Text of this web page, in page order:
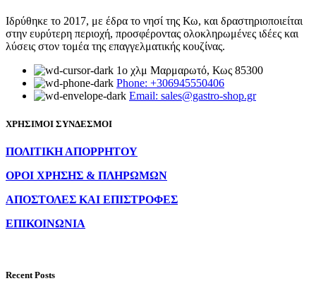
Ιδρύθηκε το 2017, με έδρα το νησί της Κω, και δραστηριοποιείται
στην ευρύτερη περιοχή, προσφέροντας ολοκληρωμένες ιδέες και
λύσεις στον τομέα της επαγγελματικής κουζίνας.
1ο χλμ Μαρμαρωτό, Κως 85300
Phone: +306945550406
Email: sales@gastro-shop.gr
ΧΡΗΣΙΜΟΙ ΣΥΝΔΕΣΜΟΙ
ΠΟΛΙΤΙΚΗ ΑΠΟΡΡΗΤΟΥ
ΟΡΟΙ ΧΡΗΣΗΣ & ΠΛΗΡΩΜΩΝ
ΑΠΟΣΤΟΛΕΣ ΚΑΙ ΕΠΙΣΤΡΟΦΕΣ
ΕΠΙΚΟΙΝΩΝΙΑ
Recent Posts